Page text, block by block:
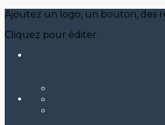
Ajoutez un logo, un bouton, des
Cliquez pour éditer